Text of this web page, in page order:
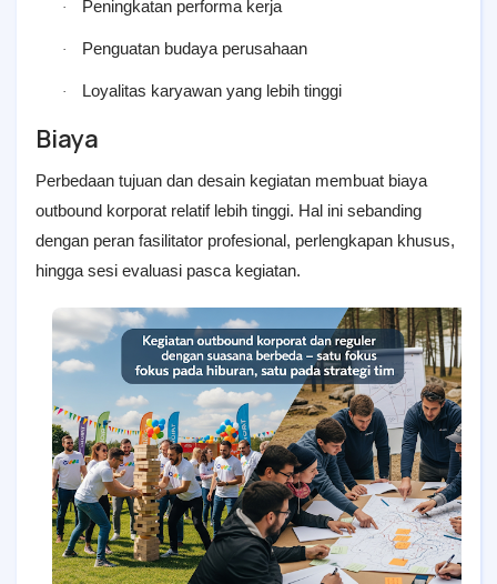
· Peningkatan performa kerja
· Penguatan budaya perusahaan
· Loyalitas karyawan yang lebih tinggi
Biaya
Perbedaan tujuan dan desain kegiatan membuat biaya
outbound korporat relatif lebih tinggi. Hal ini sebanding
dengan peran fasilitator profesional, perlengkapan khusus,
hingga sesi evaluasi pasca kegiatan.